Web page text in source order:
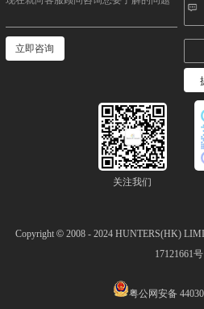
立即咨询
关注我们
Copyright© 2008 - 2024HUNTERS(HK)
17121661号
粤公网安备